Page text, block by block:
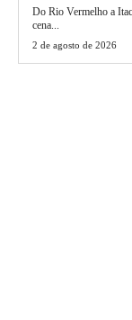
Do Rio Vermelho a
cena...
2 de agosto de 2026